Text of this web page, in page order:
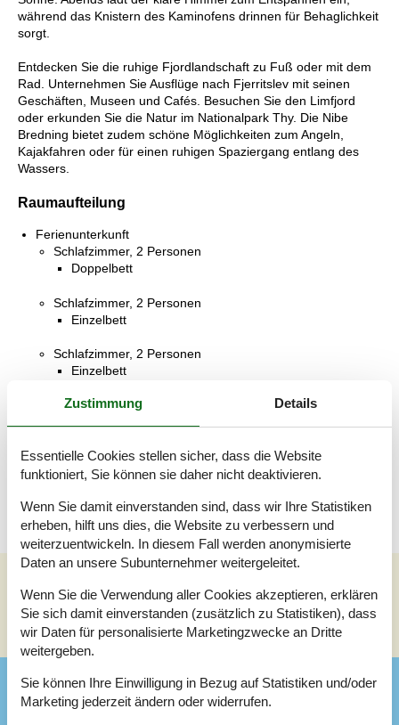
während das Knistern des Kaminofens drinnen für Behaglichkeit
sorgt.
Entdecken Sie die ruhige Fjordlandschaft zu Fuß oder mit dem
Rad. Unternehmen Sie Ausflüge nach Fjerritslev mit seinen
Geschäften, Museen und Cafés. Besuchen Sie den Limfjord
oder erkunden Sie die Natur im Nationalpark Thy. Die Nibe
Bredning bietet zudem schöne Möglichkeiten zum Angeln,
Kajakfahren oder für einen ruhigen Spaziergang entlang des
Wassers.
Raumaufteilung
Ferienunterkunft
Schlafzimmer, 2 Personen
Doppelbett
Schlafzimmer, 2 Personen
Einzelbett
Schlafzimmer, 2 Personen
Einzelbett
Badezimmer
Terrasse
Offene Terrasse
Siehe Häuser nebenan
Sonnenstand über dem gewählten Objekt 😎
Ausstattung
Zustimmung Details
Essentielle Cookies stellen sicher, dass die Website
funktioniert, Sie können sie daher nicht deaktivieren.
Wenn Sie damit einverstanden sind, dass wir Ihre Statistiken
erheben, hilft uns dies, die Website zu verbessern und
weiterzuentwickeln. In diesem Fall werden anonymisierte
Daten an unsere Subunternehmer weitergeleitet.
Wenn Sie die Verwendung aller Cookies akzeptieren, erklären
Sie sich damit einverstanden (zusätzlich zu Statistiken), dass
wir Daten für personalisierte Marketingzwecke an Dritte
weitergeben.
Sie können Ihre Einwilligung in Bezug auf Statistiken und/oder
Marketing jederzeit ändern oder widerrufen.